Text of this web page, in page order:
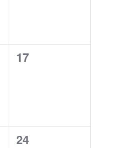
0
17
0
24